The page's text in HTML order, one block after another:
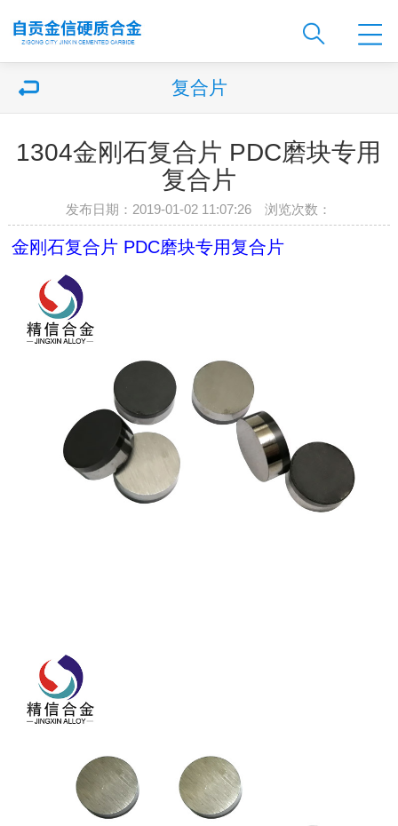
复合片
1304金刚石复合片 PDC磨块专用
复合片
发布日期：2019-01-02 11:07:26 浏览次数：
金刚石复合片 PDC磨块专用复合片